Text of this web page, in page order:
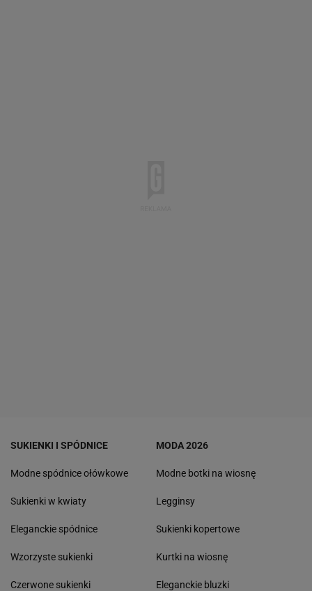
SUKIENKI I SPÓDNICE
Modne spódnice ołówkowe
Sukienki w kwiaty
Eleganckie spódnice
Wzorzyste sukienki
Czerwone sukienki
MODA 2026
Modne botki na wiosnę
Legginsy
Sukienki kopertowe
Kurtki na wiosnę
Eleganckie bluzki